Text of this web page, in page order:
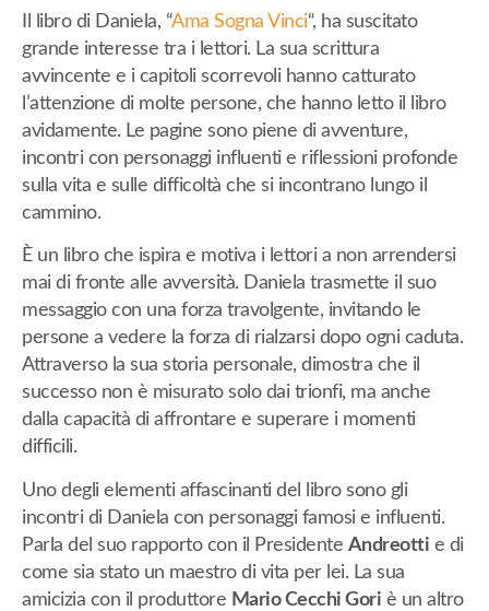
Il libro di Daniela, “Ama Sogna Vinci“, ha suscitato
grande interesse tra i lettori. La sua scrittura
avvincente e i capitoli scorrevoli hanno catturato
l’attenzione di molte persone, che hanno letto il libro
avidamente. Le pagine sono piene di avventure,
incontri con personaggi influenti e riflessioni profonde
sulla vita e sulle difficoltà che si incontrano lungo il
cammino.
È un libro che ispira e motiva i lettori a non arrendersi
mai di fronte alle avversità. Daniela trasmette il suo
messaggio con una forza travolgente, invitando le
persone a vedere la forza di rialzarsi dopo ogni caduta.
Attraverso la sua storia personale, dimostra che il
successo non è misurato solo dai trionfi, ma anche
dalla capacità di affrontare e superare i momenti
difficili.
Uno degli elementi affascinanti del libro sono gli
incontri di Daniela con personaggi famosi e influenti.
Parla del suo rapporto con il Presidente Andreotti e di
come sia stato un maestro di vita per lei. La sua
amicizia con il produttore Mario Cecchi Gori è un altro